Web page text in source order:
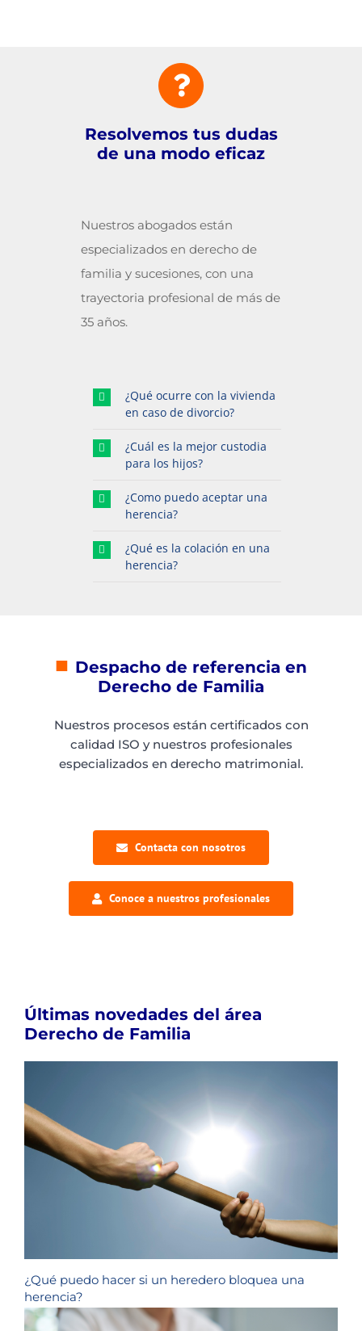
Resolvemos tus dudas
de una modo eficaz
Nuestros abogados están
especializados en derecho de
familia y sucesiones, con una
trayectoria profesional de más de
35 años.
¿Qué ocurre con la vivienda
en caso de divorcio?
¿Cuál es la mejor custodia
para los hijos?
¿Como puedo aceptar una
herencia?
¿Qué es la colación en una
herencia?
■ Despacho de referencia en
Derecho de Familia
Nuestros procesos están certificados con
calidad ISO y nuestros profesionales
especializados en derecho matrimonial.
Contacta con nosotros
Conoce a nuestros profesionales
Últimas novedades del área
Derecho de Familia
¿Qué puedo hacer si un heredero bloquea una
herencia?